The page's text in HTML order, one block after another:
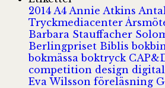
2014 A4 Annie Atkins
Tryckmediacenter
Barbara Stauffacher
Berlingpriset Biblis
bokmässaboktryck
competition design digital
Eva Wilsson föreläsning